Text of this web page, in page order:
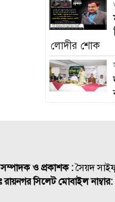
লোদীর শোক
সম্পাদক ও প্রকাশক :সৈয়দ
রায়নগর সিলেটমোবাইল নাম্বার: